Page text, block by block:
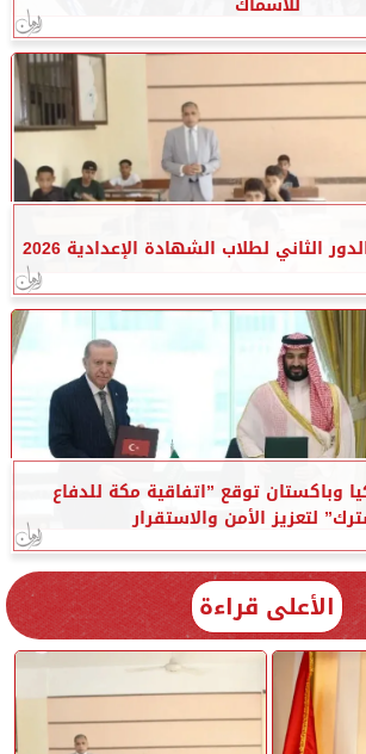
الثاني لطلاب الشهادة الإعدادية 2026
وباكستان توقع ”اتفاقية مكة للدفاع
لتعزيز الأمن والاستقرار
الأعلى قراءة